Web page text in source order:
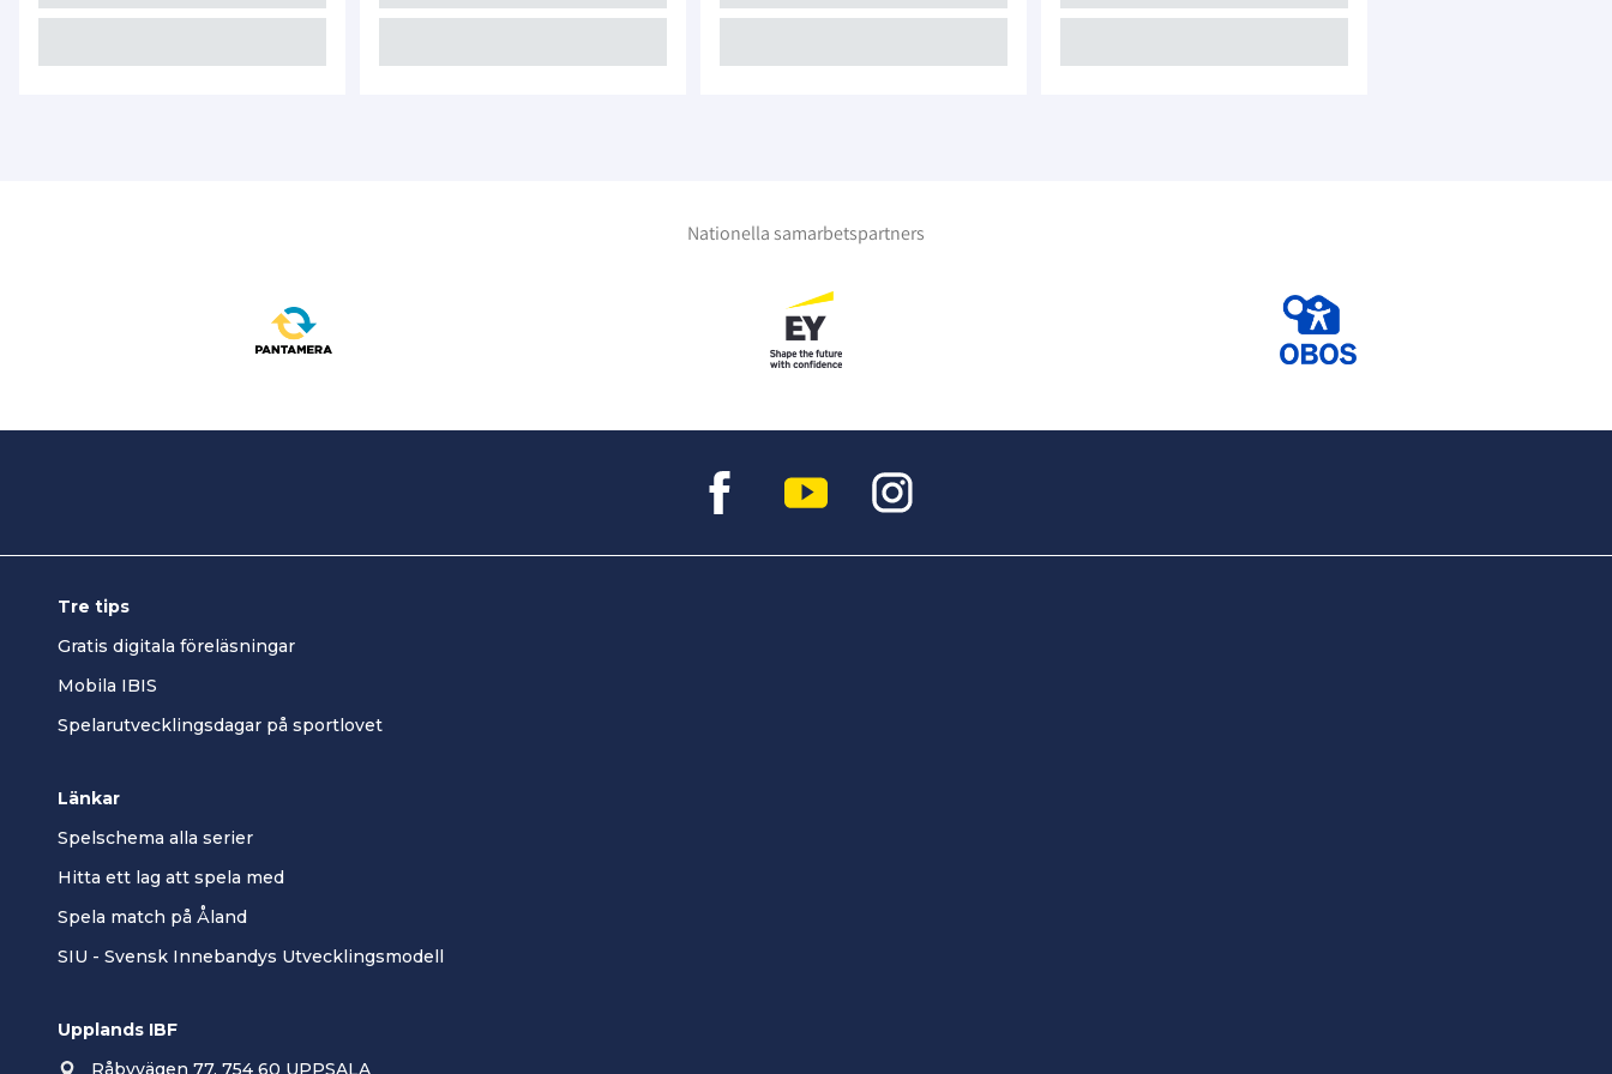
Nationella samarbetspartners
Tre tips
Gratis digitala föreläsningar
Mobila IBIS
Spelarutvecklingsdagar på sportlovet
Länkar
Spelschema alla serier
Hitta ett lag att spela med
Spela match på Åland
SIU - Svensk Innebandys Utvecklingsmodell
Upplands IBF
Råbyvägen 77, 754 60 UPPSALA